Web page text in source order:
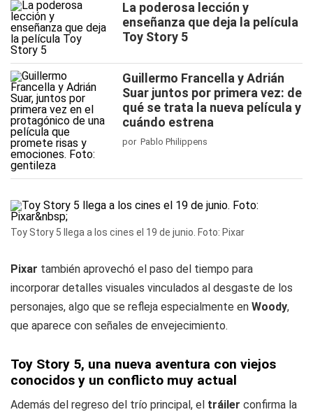
La poderosa lección y
enseñanza que deja la película
Toy Story 5
Guillermo Francella y Adrián
Suar juntos por primera vez: de
qué se trata la nueva película y
cuándo estrena
por Pablo Philippens
Toy Story 5 llega a los cines el 19 de junio. Foto: Pixar
Pixar también aprovechó el paso del tiempo para
incorporar detalles visuales vinculados al desgaste de los
personajes, algo que se refleja especialmente en Woody,
que aparece con señales de envejecimiento.
Toy Story 5, una nueva aventura con viejos
conocidos y un conflicto muy actual
Además del regreso del trío principal, el tráiler confirma la